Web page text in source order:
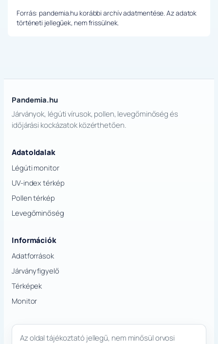
Forrás: pandemia.hu korábbi archív adatmentése. Az adatok
történeti jellegűek, nem frissülnek.
Pandemia.hu
Járványok, légúti vírusok, pollen, levegőminőség és
időjárási kockázatok közérthetően.
Adatoldalak
Légúti monitor
UV-index térkép
Pollen térkép
Levegőminőség
Információk
Adatforrások
Járványfigyelő
Térképek
Monitor
Az oldal tájékoztató jellegű, nem minősül orvosi